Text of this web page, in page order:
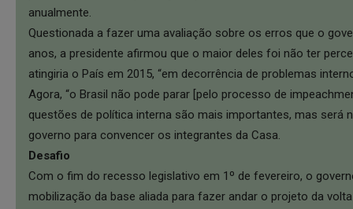
anualmente.
Questionada a fazer uma avaliação sobre os erros que o
anos, a presidente afirmou que o maior deles foi não ter
atingiria o País em 2015, “em decorrência de problemas
Agora, “o Brasil não pode parar [pelo processo de
questões de política interna são mais importantes, mas será
governo para convencer os integrantes da Casa.
Desafio
Com o fim do recesso legislativo em 1º de fevereiro, o
mobilização da base aliada para fazer andar o projeto da